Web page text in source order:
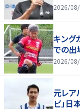
2026/
キング
での
2026/
元レア
ピ」